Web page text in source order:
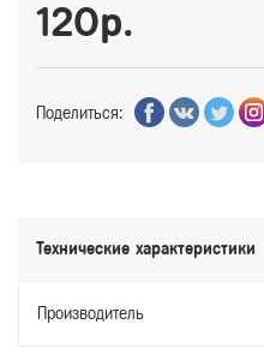
120р.
Поделиться:
Технические характеристики
Производитель